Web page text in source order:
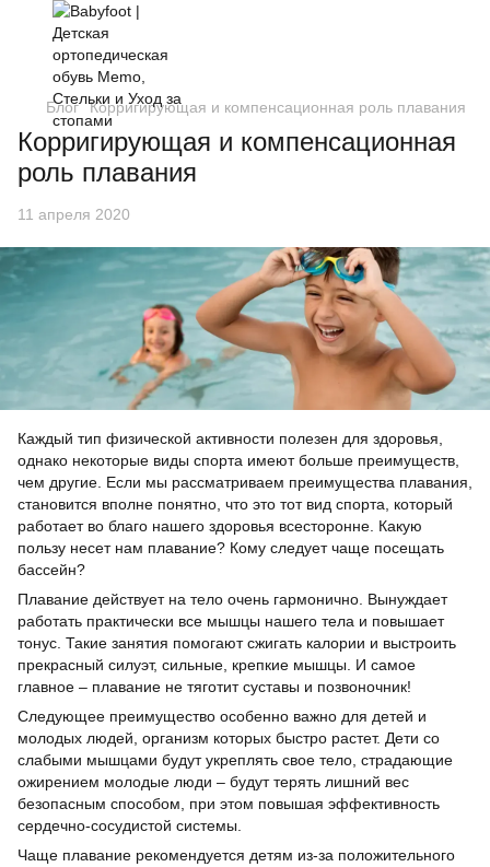
Блог Корригирующая и компенсационная роль плавания
Корригирующая и компенсационная
роль плавания
11 апреля 2020
Каждый тип физической активности полезен для здоровья,
однако некоторые виды спорта имеют больше преимуществ,
чем другие. Если мы рассматриваем преимущества плавания,
становится вполне понятно, что это тот вид спорта, который
работает во благо нашего здоровья всесторонне. Какую
пользу несет нам плавание? Кому следует чаще посещать
бассейн?
Плавание действует на тело очень гармонично. Вынуждает
работать практически все мышцы нашего тела и повышает
тонус. Такие занятия помогают сжигать калории и выстроить
прекрасный силуэт, сильные, крепкие мышцы. И самое
главное – плавание не тяготит суставы и позвоночник!
Следующее преимущество особенно важно для детей и
молодых людей, организм которых быстро растет. Дети со
слабыми мышцами будут укреплять свое тело, страдающие
ожирением молодые люди – будут терять лишний вес
безопасным способом, при этом повышая эффективность
сердечно-сосудистой системы.
Чаще плавание рекомендуется детям из-за положительного